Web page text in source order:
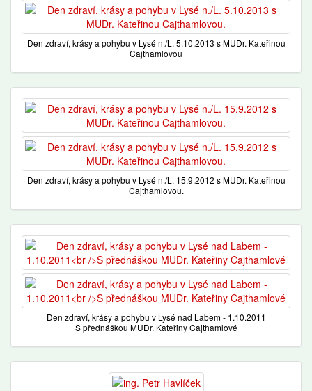
Den zdraví, krásy a pohybu v Lysé n./L. 5.10.2013 s MUDr. Kateřinou
Cajthamlovou
Den zdraví, krásy a pohybu v Lysé n./L. 15.9.2012 s MUDr. Kateřinou
Cajthamlovou.
Den zdraví, krásy a pohybu v Lysé nad Labem - 1.10.2011
S přednáškou MUDr. Kateřiny Cajthamlové